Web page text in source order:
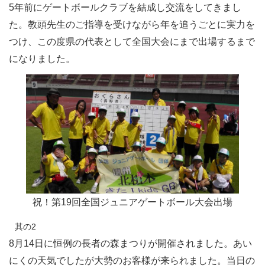
5年前にゲートボールクラブを結成し交流をしてきまし
た。教頭先生のご指導を受けながら年を追うごとに実力を
つけ、この度県の代表として全国大会にまで出場するまで
になりました。
祝！第19回全国ジュニアゲートボール大会出場
其の2
8月14日に恒例の長者の森まつりが開催されました。あい
にくの天気でしたが大勢のお客様が来られました。当日の